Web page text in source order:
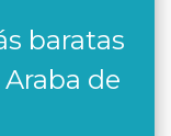
baratas
de